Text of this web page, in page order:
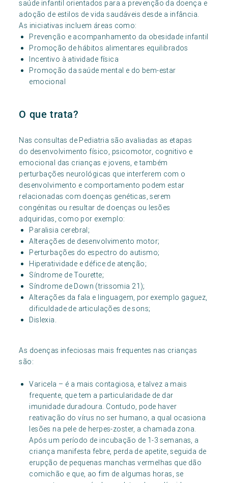
saúde infantil orientados para a prevenção da doença e
adoção de estilos de vida saudáveis desde a infância.
As iniciativas incluem áreas como:
Prevenção e acompanhamento da obesidade infantil
Promoção de hábitos alimentares equilibrados
Incentivo à atividade física
Promoção da saúde mental e do bem-estar
emocional
O que trata?
Nas consultas de Pediatria são avaliadas as etapas
do desenvolvimento físico, psicomotor, cognitivo e
emocional das crianças e jovens, e também
perturbações neurológicas que interferem com o
desenvolvimento e comportamento podem estar
relacionadas com doenças genéticas, serem
congénitas ou resultar de doenças ou lesões
adquiridas, como por exemplo:
Paralisia cerebral;
Alterações de desenvolvimento motor;
Perturbações do espectro do autismo;
Hiperatividade e défice de atenção;
Síndrome de Tourette;
Síndrome de Down (trissomia 21);
Alterações da fala e linguagem, por exemplo gaguez,
dificuldade de articulações de sons;
Dislexia.
As doenças infeciosas mais frequentes nas crianças
são:
Varicela – é a mais contagiosa, e talvez a mais
frequente, que tem a particularidade de dar
imunidade duradoura. Contudo, pode haver
reativação do vírus no ser humano, a qual ocasiona
lesões na pele de herpes-zoster, a chamada zona.
Após um período de incubação de 1-3 semanas, a
criança manifesta febre, perda de apetite, seguida de
erupção de pequenas manchas vermelhas que dão
comichão e que, ao fim de algumas horas, se